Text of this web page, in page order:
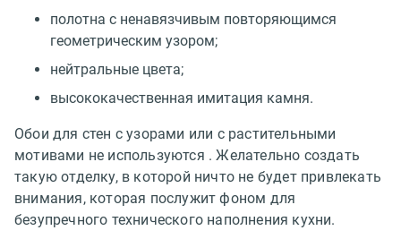
полотна с ненавязчивым повторяющимся
геометрическим узором;
нейтральные цвета;
высококачественная имитация камня.
Обои для стен с узорами или с растительными
мотивами не используются . Желательно создать
такую отделку, в которой ничто не будет привлекать
внимания, которая послужит фоном для
безупречного технического наполнения кухни.